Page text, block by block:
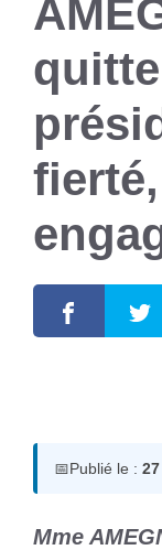
📅Publié le :
Mme